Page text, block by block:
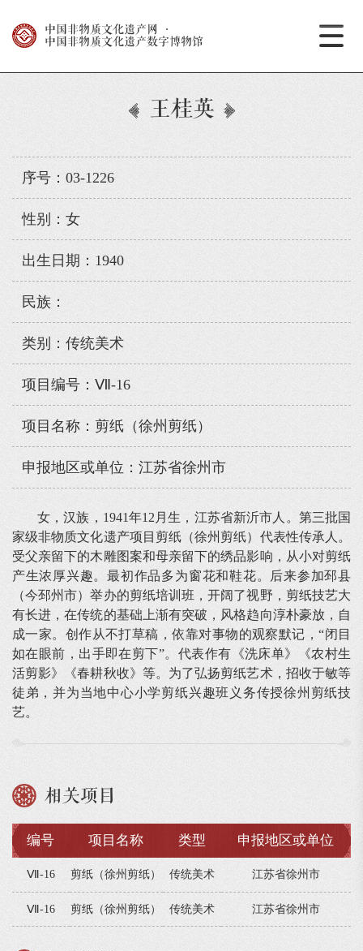
中国非物质文化遗产网
·
中国非物质文化遗产数字博物馆
王桂英
序号：03-1226
性别：女
出生日期：1940
民族：
类别：传统美术
项目编号：Ⅶ-16
项目名称：剪纸（徐州剪纸）
申报地区或单位：江苏省徐州市
女，汉族，1941年12月生，江苏省新沂市人。第三批国
家级非物质文化遗产项目剪纸（徐州剪纸）代表性传承人。
受父亲留下的木雕图案和母亲留下的绣品影响，从小对剪纸
产生浓厚兴趣。最初作品多为窗花和鞋花。后来参加邳县
（今邳州市）举办的剪纸培训班，开阔了视野，剪纸技艺大
有长进，在传统的基础上渐有突破，风格趋向淳朴豪放，自
成一家。创作从不打草稿，依靠对事物的观察默记，“闭目
如在眼前，出手即在剪下”。代表作有《洗床单》《农村生
活剪影》《春耕秋收》等。为了弘扬剪纸艺术，招收于敏等
徒弟，并为当地中心小学剪纸兴趣班义务传授徐州剪纸技
艺。
相关项目
编号 项目名称 类型 申报地区或单位
Ⅶ-16 剪纸（徐州剪纸） 传统美术 江苏省徐州市
Ⅶ-16 剪纸（徐州剪纸） 传统美术 江苏省徐州市